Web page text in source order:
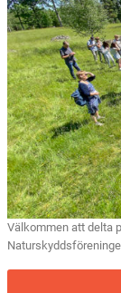
Välkommen att delta